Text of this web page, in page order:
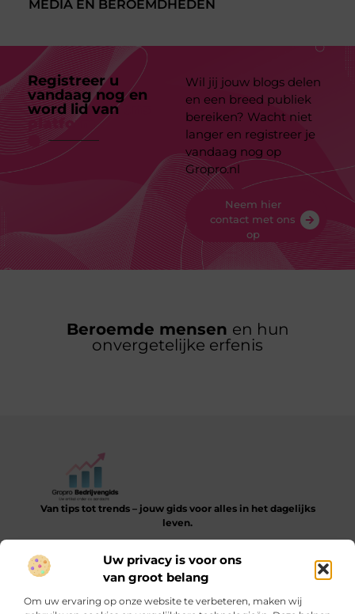
Uw privacy is voor ons
van groot belang
Om uw ervaring op onze website te verbeteren, maken wij
MEDIA EN BEROEMDHEDEN
Registreer u
vandaag nog en
word lid van
platform
Wil jij jouw blogs delen
en een breed publiek
bereiken? Wacht niet
langer en registreer je
vandaag nog op
Gropro.nl
Neem hier
contact met ons
op
Beroemde mensen en hun
onvergetelijke erfenis
Van tips tot trends – jouw gids voor alles in het dagelijks
leven.
helpen bij het ontdekken, leren en verbeteren van je dagelijkse
routine.
Bericht categorie